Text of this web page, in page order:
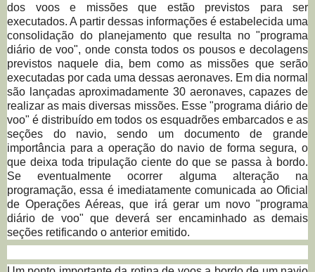
dos voos e missões que estão previstos para ser
executados. A partir dessas informações é estabelecida uma
consolidação do planejamento que resulta no "programa
diário de voo", onde consta todos os pousos e decolagens
previstos naquele dia, bem como as missões que serão
executadas por cada uma dessas aeronaves. Em dia normal
são lançadas aproximadamente 30 aeronaves, capazes de
realizar as mais diversas missões. Esse "programa diário de
voo" é distribuído em todos os esquadrões embarcados e as
seções do navio, sendo um documento de grande
importância para a operação do navio de forma segura, o
que deixa toda tripulação ciente do que se passa à bordo.
Se eventualmente ocorrer alguma alteração na
programação, essa é imediatamente comunicada ao Oficial
de Operações Aéreas, que irá gerar um novo "programa
diário de voo" que deverá ser encaminhado as demais
seções retificando o anterior emitido.